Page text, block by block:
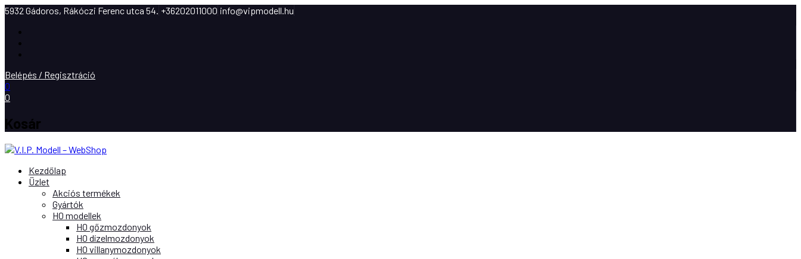
5932 Gádoros, Rákóczi Ferenc utca 54. +36202011000 info@vipmodell.hu
Belépés / Regisztráció
0
0
Kosár
Kezdőlap
Üzlet
Akciós termékek
Gyártók
H0 modellek
H0 gőzmozdonyok
H0 dízelmozdonyok
H0 villanymozdonyok